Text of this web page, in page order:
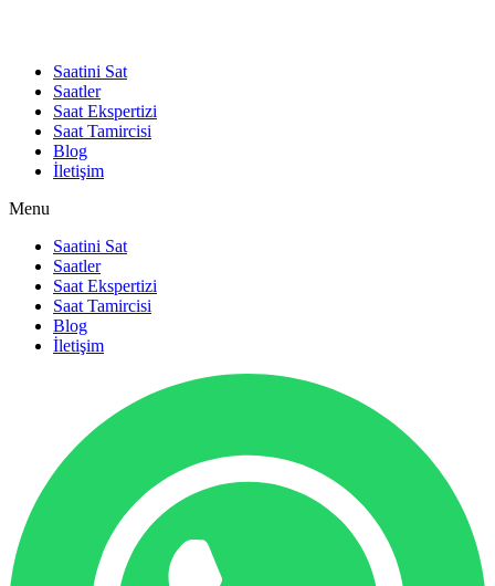
Saatini Sat
Saatler
Saat Ekspertizi
Saat Tamircisi
Blog
İletişim
Menu
Saatini Sat
Saatler
Saat Ekspertizi
Saat Tamircisi
Blog
İletişim